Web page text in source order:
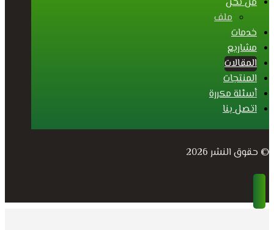
ملف
خدمات
مشاريع
المقالات
المنتجات
أسئلة مكررة
اتصل بنا
© حقوق النشر 2026